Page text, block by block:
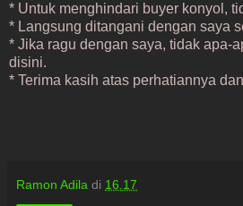
* Untuk menghindari buyer konyol,
* Langsung ditangani dengan saya
* Jika ragu dengan saya, tidak apa-
disini.
* Terima kasih atas perhatiannya
Ramon Adila di 16.17